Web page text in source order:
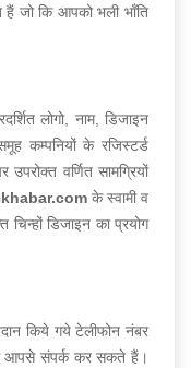
जो कि आपको भली भाँति
लोगो, नाम, डिजाइन
कम्पनियों के रजिस्टर्ड
वर्णित सामग्रियों
के स्वामी व
चिन्हों डिजाइन का प्रयोग
किये गये टेलीफोन नंबर
आपसे संपर्क कर सकते हैं।